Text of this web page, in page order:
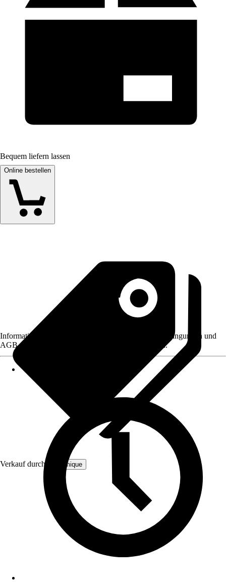
Bequem liefern lassen
Online bestellen
Verkauf durch: Bloomique
Informationen des Verkäufers, wie z. B. Rückgabebedingungen und
AGB, finden Sie bei Klick auf den Verkäufernamen.